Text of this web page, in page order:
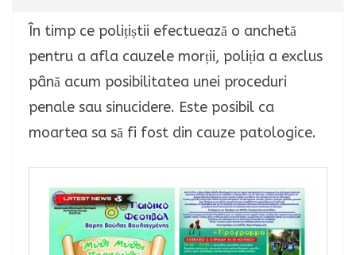
În timp ce polițiștii efectuează o anchetă
pentru a afla cauzele morții, poliția a exclus
până acum posibilitatea unei proceduri
penale sau sinucidere. Este posibil ca
moartea sa să fi fost din cauze patologice.